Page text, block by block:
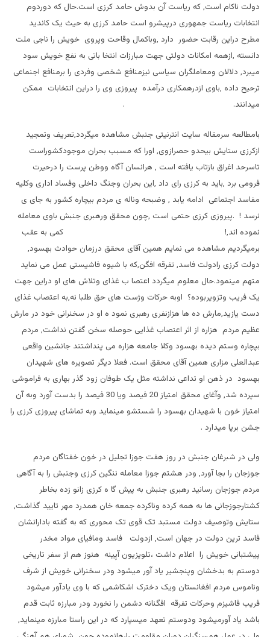
دولت ناکام است, که ریاست آن بدوش حامد کرزی است.حال که دوردوم
انتخابات ریاست جمهوری درپیشرو است حامد کرزی به حیث یک کاندید
مطرح دراین رقابت حضور دارد ,وباکمال وقاحت وپروی خویش را ناجی ملت
دانسته ,ازهمه امکانات دولتی جهت مبارزات انتخا باتی به نفع خویش سود
میبرد, دلالان ومعاملگران سیاسی نیزمنافع شخصی وفردی را برمنافع اجنماعی
ترحیح داده ,باوی ازدرهمکاری درآمده پیروزی وی را دراین انتخابات ممکن
میدانند. .
بامطالعه سرمقاله سایت انترنیتی جنبش مشاهده میگردد,تعریف وتمجید
ازکرزی ستایش بیحدو حصرازوی, اورا که مسبب بحران موجودکشوراست
تاسرحد اغراق بازتاب یافته است , هرانسان آگاه ووطن پرست را درحیرت
فرومی برد ,باید به کرزی رای داد ,این بحران وجنگ داخلی وفساد اداری وکلیه
مفاسد اجتماعی ادامه یابد , وضبحه وناله ی مردم بیچاره کشور به جای ی
نرسد ! .پیروزی کرزی حتمی است ,چون محقق ورهبری جنبش باوی معامله
نموده اند,! کمی به عقب
برمیگردیم مشاهده می نمایم همین آقای محقق درزمان حوادث بهسود,
دولت کرزی رادولت فاسد, تفرقه افگن,که با شیوه فاشیستی عمل می نماید
متهم مینمود.حال معلوم میگردد اعتصا ب غذای وتلاش های او دراین جهت
یک فریب وتزویربوده؟ اوبه حرکات وژست های حق طلبا نه,به اعتصاب غذای
دست یازید,مارش ده ها هزازنفری رهبری نمود ه او در سخنرانی خود در مارش
عظیم مردم هزاره از اثر اعتصاب غذایی حوصله سخن گفتن نداشت, مردم
بپچاره وستم دیده بهسود وکلا جامعه هزاره می پنداشتند جانشین واقعی
عبدالعلی مزاری همین آقای محقق است. فعلا دیگر تصویره های شهیدان
بهسود در ذهن او تداعی نداشته مثل یک طوفان زود گذر بهاری به فراموشی
سپرده شد, وآغای محقق امتیاز 20 فیصد ویا 30 فیصد را بدست آورد وبه آن
امتیاز خون با شهیدان بهسود را شستشو مینماید وبه تماشای پیروزی کرزی را
جشن برپا میدارد .
ولی در شبرغان جنبش در روز هفت جوزا تجلیل در خون خفتاگان مردم
جوزجان را بجا آورد, ودر هشتم جوزا معامله ننگین کرزی وجنبش را به آگاهی
مردم جوزجان رسانید رهبری جنبش به پیش گا ه کرزی زانو زده بخاطر
کشتارجوزجانی ها به همه کرده وناکرده جمعه خان همدرد مهر تایید گذاشت,
ستایش وتوصیف دولت مستبد تک قوی تک محوری که به گفته بادارانشان
فاسد ترین دولت در جهان است, ازدولت فاسد ومافیای مواد مخدر
پیشتبانی خویش را اعلام داشت ،تلویزیون آیِینه هنوز هم از سفر تاریخی
دوستم به بدخشان وپنجشیر یاد آور میشود ودر سخنرانی خویش از شرف
وناموس مردم افغانستان ویک دخترک اشکاشمی که با وی یادآور میشود
فریب فاشیزم وحرکات تفرقه افگنانه دشمن را نخورد ودر مبارزه ثابت قدم
باشد یاد آورمیشود ودوستم تعهد میسپارد که در این راستا مبارزه مینماید,